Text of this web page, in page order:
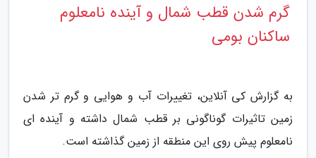
گرم شدن قطب شمال و آینده نامعلوم
ساکنان بومی
به گزارش کی آنلاین، تغییرات آب و هوایی و گرم تر شدن
زمین تاثیرات گوناگونی بر قطب شمال داشته و آینده ای
نامعلوم پیش روی این منطقه از زمین گذاشته است.